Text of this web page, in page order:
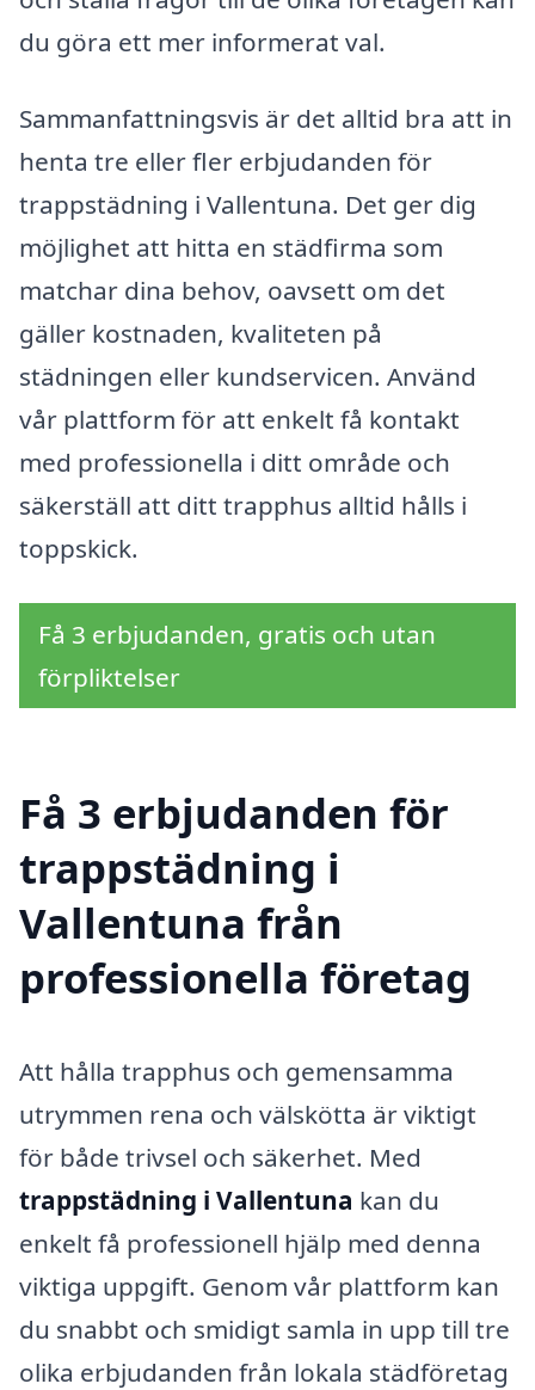
du göra ett mer informerat val.
Sammanfattningsvis är det alltid bra att in​
henta tre eller fler erbjudanden för
trappstädning i Vallentuna. Det ger dig
möjlighet att hitta en städfirma som
matchar dina behov, oavsett om det
gäller kostnaden, kvaliteten på
städningen eller kundservicen. Använd
vår plattform för att enkelt få kontakt
med professionella i ditt område och
säkerställ att ditt trapphus alltid hålls i
toppskick.
Få 3 erbjudanden, gratis och utan
förpliktelser
Få 3 erbjudanden för
trappstädning i
Vallentuna från
professionella företag
Att hålla trapphus och gemensamma
utrymmen rena och välskötta är viktigt
för både trivsel och säkerhet. Med
trappstädning i Vallentuna kan du
enkelt få professionell hjälp med denna
viktiga uppgift. Genom vår plattform kan
du snabbt och smidigt samla in upp till tre
olika erbjudanden från lokala städföretag